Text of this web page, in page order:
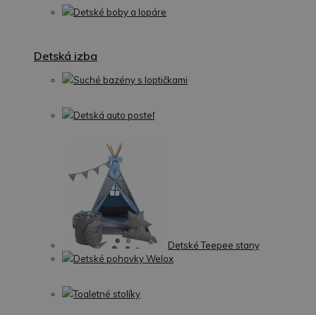
Detské boby a lopáre
Detská izba
Suché bazény s loptičkami
Detská auto posteľ
Detské Teepee stany
Detské pohovky Welox
Toaletné stolíky